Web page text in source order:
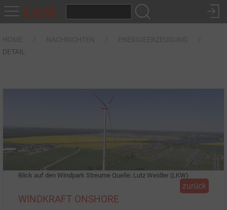
DETAIL
Blick auf den Windpark Streume Quelle: Lutz Weidler (LKW)
zurück
WINDKRAFT ONSHORE